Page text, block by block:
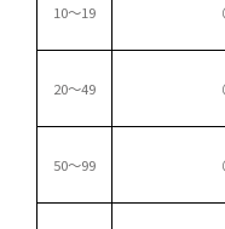
10～19
20～49
50～99